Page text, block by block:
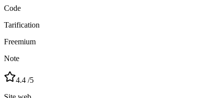
Code
Tarification
Freemium
Note
4.4 /5